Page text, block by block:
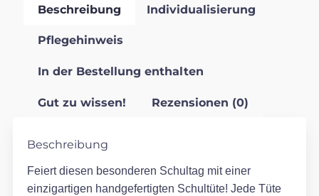
Beschreibung Individualisierung
Pflegehinweis
In der Bestellung enthalten
Gut zu wissen! Rezensionen (0)
Beschreibung
Feiert diesen besonderen Schultag mit einer
einzigartigen handgefertigten Schultüte! Jede Tüte